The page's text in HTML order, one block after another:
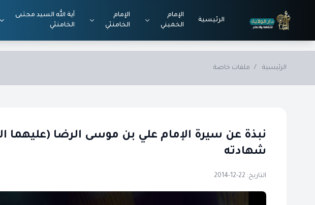
الرئيسية
الإمام
الخميني
الإمام
الخامنئي
آية الله السيد مجتبى
الخامنئي
الرئيسية / ملفات خاصة
نبذة عن سيرة الإمام علي بن موسى الرضا (عليهما
شهادته
التاريخ: 22-12-2014